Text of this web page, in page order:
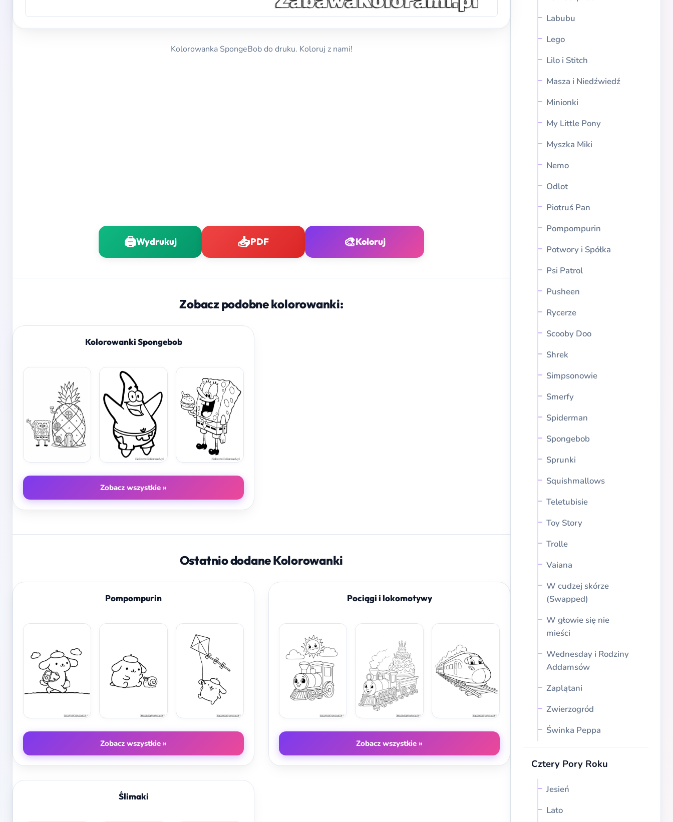
Labubu
Lego
Lilo i Stitch
Masza i Niedźwiedź
Minionki
My Little Pony
Myszka Miki
Nemo
Odlot
Piotruś Pan
Pompompurin
Potwory i Spółka
Psi Patrol
Pusheen
Rycerze
Scooby Doo
Shrek
Simpsonowie
Smerfy
Spiderman
Spongebob
Sprunki
Squishmallows
Teletubisie
Toy Story
Trolle
Vaiana
W cudzej skórze
(Swapped)
W głowie się nie
mieści
Wednesday i Rodziny
Addamsów
Zaplątani
Zwierzogród
Świnka Peppa
Cztery Pory Roku
Jesień
Lato
Kolorowanka SpongeBob do druku. Koloruj z nami!
🖨️Wydrukuj 📥PDF 🎨Koloruj
Zobacz podobne kolorowanki:
Kolorowanki Spongebob
Zobacz wszystkie »
Ostatnio dodane Kolorowanki
Pompompurin
Zobacz wszystkie »
Pociągi i lokomotywy
Zobacz wszystkie »
Ślimaki